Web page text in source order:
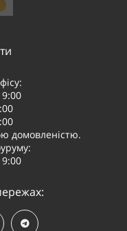
домовленістю.